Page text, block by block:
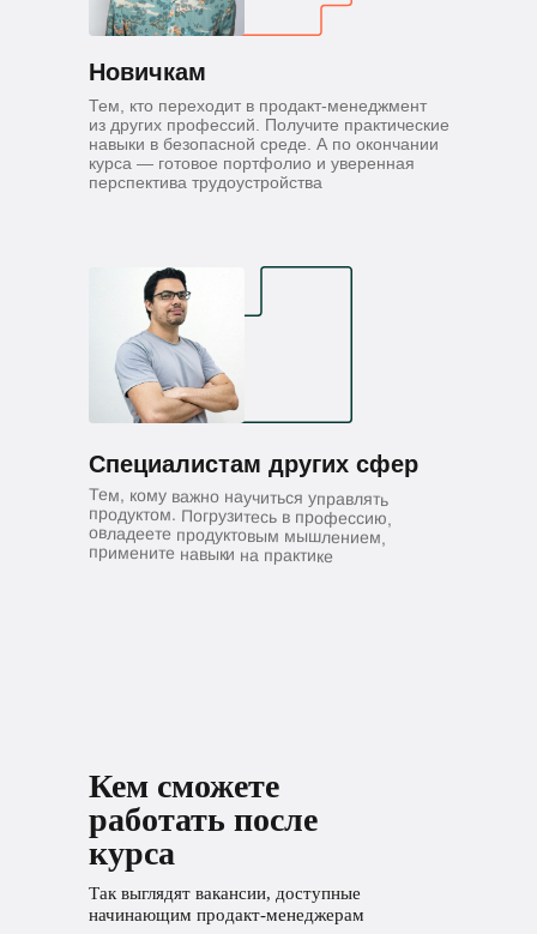
Новичкам
Специалистам других сфер
Тем, кто переходит в продакт-менеджмент
из других профессий. Получите практические
навыки в безопасной среде. А по окончании
курса — готовое портфолио и уверенная
перспектива трудоустройства
Тем, кому важно научиться управлять
продуктом. Погрузитесь в профессию,
овладеете продуктовым мышлением,
примените навыки на практике
Кем сможете
работать после
курса
Так выглядят вакансии, доступные
начинающим продакт-менеджерам